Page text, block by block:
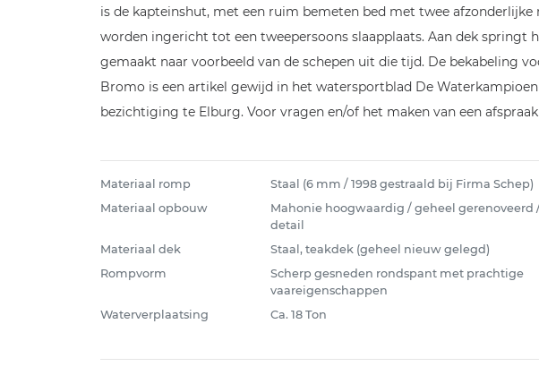
is de kapteinshut, met een ruim bemeten bed met twee
worden ingericht tot een tweepersoons slaapplaats. Aan dek
gemaakt naar voorbeeld van de schepen uit die tijd. De bekabeling
Bromo is een artikel gewijd in het watersportblad De
bezichtiging te Elburg. Voor vragen en/of het maken van een
Materiaal romp
Staal (6 mm / 1998 gestraald bij Firma Schep)
Materiaal opbouw
Mahonie hoogwaardig / geheel gerenoveerd /
detail
Materiaal dek
Staal, teakdek (geheel nieuw gelegd)
Rompvorm
Scherp gesneden rondspant met prachtige
vaareigenschappen
Waterverplaatsing
Ca. 18 Ton